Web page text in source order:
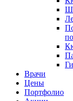
Врачи
Цены
Портфолио